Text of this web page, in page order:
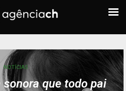
NOTÍCIAS
sonora que todo pai